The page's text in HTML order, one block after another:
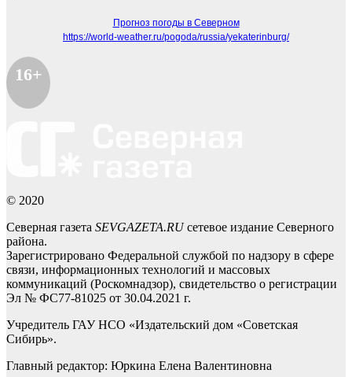
Прогноз погоды в Северном
https://world-weather.ru/pogoda/russia/yekaterinburg/
16+
© 2020
Северная газета SEVGAZETA.RUсетевое издание Северного
района.
Зарегистрировано Федеральной службой по надзору в сфере
связи, информационных технологий и массовых
коммуникаций (Роскомнадзор), свидетельство о регистрации
Эл № ФС77-81025 от 30.04.2021 г.
Учредитель ГАУ НСО «Издательский дом «Советская
Сибирь».
Главный редактор: Юркина Елена Валентиновна